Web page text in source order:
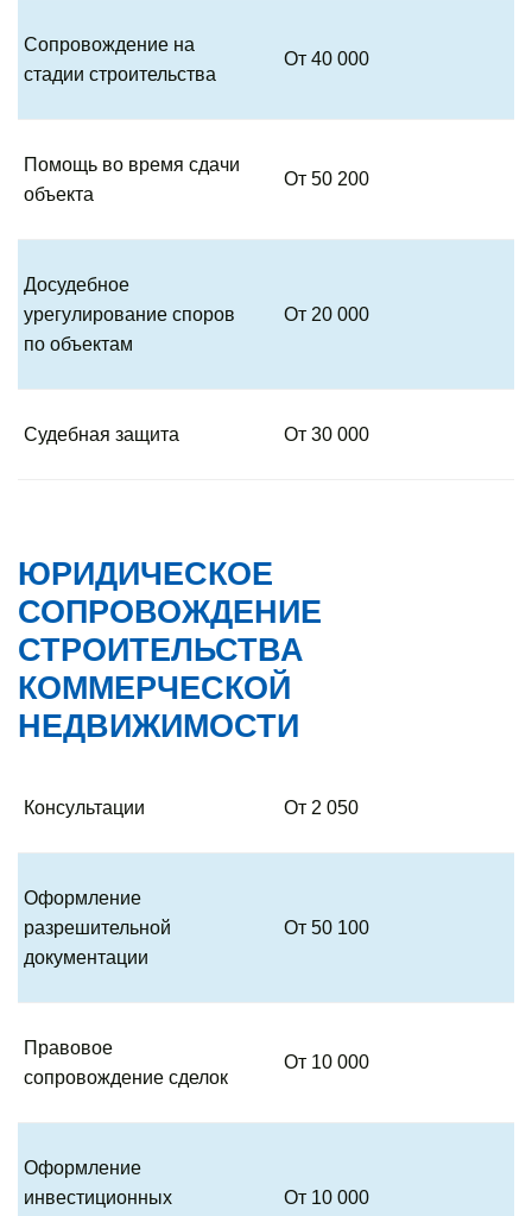
Сопровождение на
стадии строительства
От 40 000
Помощь во время сдачи
объекта
От 50 200
Досудебное
урегулирование споров
по объектам
От 20 000
Судебная защита От 30 000
ЮРИДИЧЕСКОЕ
СОПРОВОЖДЕНИЕ
СТРОИТЕЛЬСТВА
КОММЕРЧЕСКОЙ
НЕДВИЖИМОСТИ
Консультации От 2 050
Оформление
разрешительной
документации
От 50 100
Правовое
сопровождение сделок
От 10 000
Оформление
инвестиционных
От 10 000